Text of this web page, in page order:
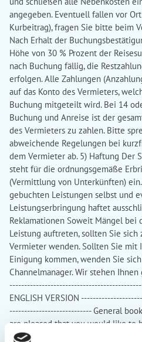
angegeben. Eventuell fallen vor
Kurbeitrag), fragen Sie bitte beim
Nach Erhalt der
Höhe von 30 % Prozent der
nach Buchung fällig, die
erfolgen. Alle Zahlungen
auf das Konto des Vermieters,
Buchung mitgeteilt wird. Bei 14
Buchung und Anreise ist der
des Vermieters zu zahlen. Bitte
abweichende Regelungen bei
dem Vermieter ab. 5) Haftung Der
steht für die ordnungsgemäße
(Vermittlung von Unterkünften)
gebuchten Leistungen selbst und
Leistungserbringung haftet
Reklamationen Soweit Mängel bei
Leistung auftreten, sollten Sie
Vermieter wenden. Sollten Sie mit
Einigung kommen, wenden Sie
Channelmanager. Wir stehen
ENGLISH VERSION
---------------------------- General
are pleased that you would like to
Please read the following terms